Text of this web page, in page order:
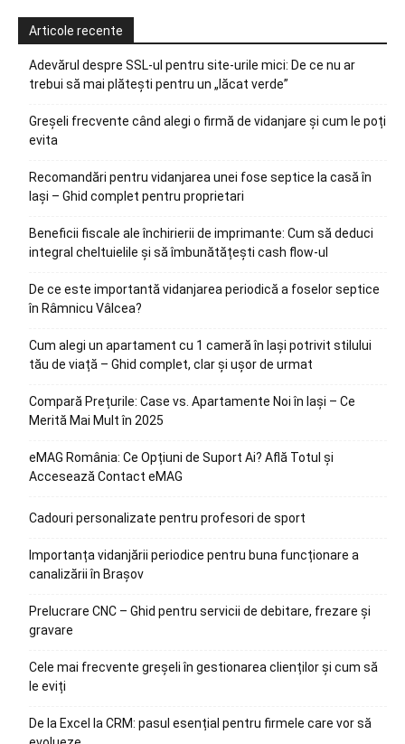
Articole recente
Adevărul despre SSL-ul pentru site-urile mici: De ce nu ar
trebui să mai plătești pentru un „lăcat verde”
Greșeli frecvente când alegi o firmă de vidanjare și cum le poți
evita
Recomandări pentru vidanjarea unei fose septice la casă în
Iași – Ghid complet pentru proprietari
Beneficii fiscale ale închirierii de imprimante: Cum să deduci
integral cheltuielile și să îmbunătățești cash flow-ul
De ce este importantă vidanjarea periodică a foselor septice
în Râmnicu Vâlcea?
Cum alegi un apartament cu 1 cameră în Iași potrivit stilului
tău de viață – Ghid complet, clar și ușor de urmat
Compară Prețurile: Case vs. Apartamente Noi în Iași – Ce
Merită Mai Mult în 2025
eMAG România: Ce Opțiuni de Suport Ai? Află Totul și
Accesează Contact eMAG
Cadouri personalizate pentru profesori de sport
Importanța vidanjării periodice pentru buna funcționare a
canalizării în Brașov
Prelucrare CNC – Ghid pentru servicii de debitare, frezare și
gravare
Cele mai frecvente greșeli în gestionarea clienților și cum să
le eviți
De la Excel la CRM: pasul esențial pentru firmele care vor să